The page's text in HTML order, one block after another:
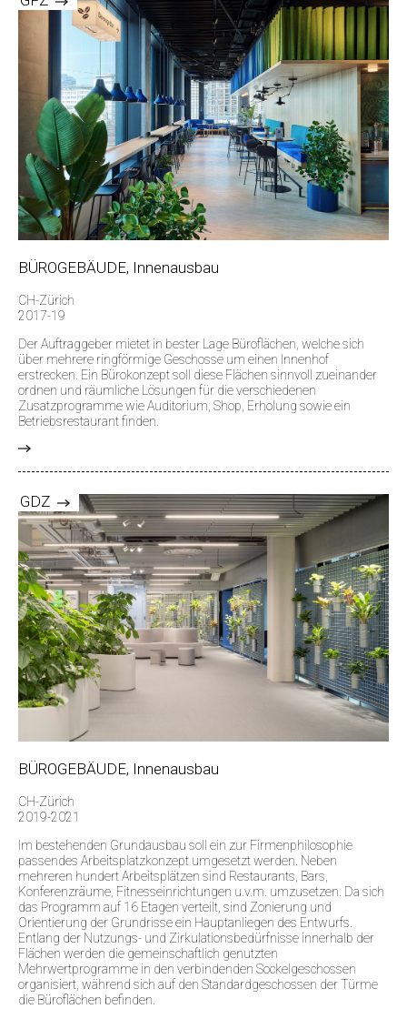
BÜROGEBÄUDE, Innenausbau
CH-Zürich
2017-19
Der Auftraggeber mietet in bester Lage Büroflächen, welche sich
über mehrere ringförmige Geschosse um einen Innenhof
erstrecken. Ein Bürokonzept soll diese Flächen sinnvoll zueinander
ordnen und räumliche Lösungen für die verschiedenen
Zusatzprogramme wie Auditorium, Shop, Erholung sowie ein
Betriebsrestaurant finden.
GDZ
BÜROGEBÄUDE, Innenausbau
CH-Zürich
2019-2021
Im bestehenden Grundausbau soll ein zur Firmenphilosophie
passendes Arbeitsplatzkonzept umgesetzt werden. Neben
mehreren hundert Arbeitsplätzen sind Restaurants, Bars,
Konferenzräume, Fitnesseinrichtungen u.v.m. umzusetzen. Da sich
das Programm auf 16 Etagen verteilt, sind Zonierung und
Orientierung der Grundrisse ein Hauptanliegen des Entwurfs.
Entlang der Nutzungs- und Zirkulationsbedürfnisse innerhalb der
Flächen werden die gemeinschaftlich genutzten
Mehrwertprogramme in den verbindenden Sockelgeschossen
organisiert, während sich auf den Standardgeschossen der Türme
die Büroflächen befinden.